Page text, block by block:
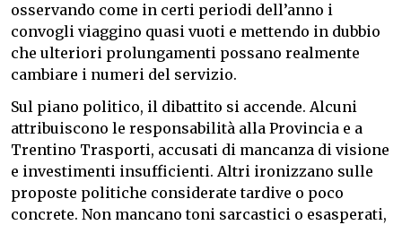
osservando come in certi periodi dell’anno i
convogli viaggino quasi vuoti e mettendo in dubbio
che ulteriori prolungamenti possano realmente
cambiare i numeri del servizio.
Sul piano politico, il dibattito si accende. Alcuni
attribuiscono le responsabilità alla Provincia e a
Trentino Trasporti, accusati di mancanza di visione
e investimenti insufficienti. Altri ironizzano sulle
proposte politiche considerate tardive o poco
concrete. Non mancano toni sarcastici o esasperati,